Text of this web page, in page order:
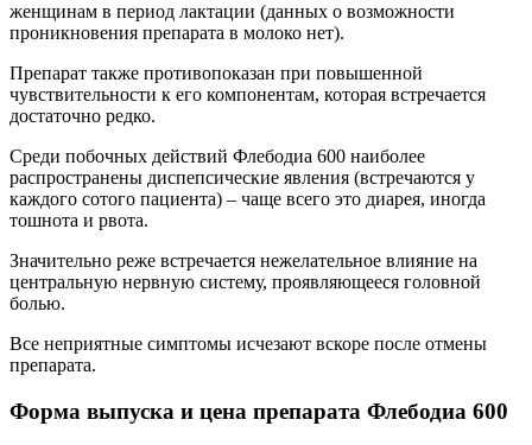
женщинам в период лактации (данных о возможности
проникновения препарата в молоко нет).
Препарат также противопоказан при повышенной
чувствительности к его компонентам, которая встречается
достаточно редко.
Среди побочных действий Флебодиа 600 наиболее
распространены диспепсические явления (встречаются у
каждого сотого пациента) – чаще всего это диарея, иногда
тошнота и рвота.
Значительно реже встречается нежелательное влияние на
центральную нервную систему, проявляющееся головной
болью.
Все неприятные симптомы исчезают вскоре после отмены
препарата.
Форма выпуска и цена препарата Флебодиа 600